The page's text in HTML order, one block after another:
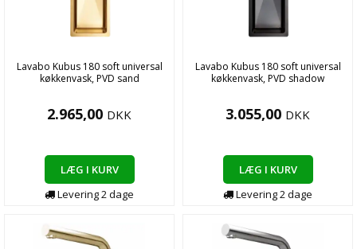
Lavabo Kubus 180 soft universal
køkkenvask, PVD sand
2.965,00 DKK
LÆG I KURV
Levering2dage
Lavabo Kubus 180 soft universal
køkkenvask, PVD shadow
3.055,00 DKK
LÆG I KURV
Levering2dage